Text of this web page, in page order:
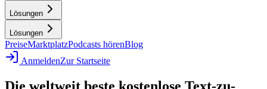
Lösungen
Lösungen
PreiseMarktplatzPodcasts hörenBlog
AnmeldenZur Startseite